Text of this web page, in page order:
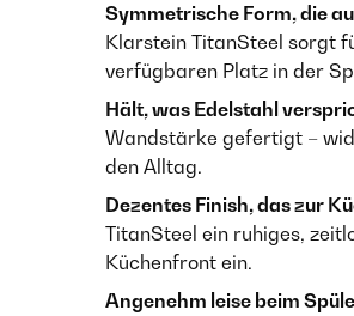
Symmetrische Form, die
Klarstein TitanSteel sorgt
verfügbaren Platz in der
Hält, was Edelstahl
Wandstärke gefertigt –
den Alltag.
Dezentes Finish, das zur
TitanSteel ein ruhiges,
Küchenfront ein.
Angenehm leise beim